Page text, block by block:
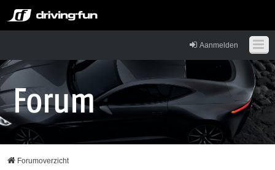
Aanmelden
Forumoverzicht